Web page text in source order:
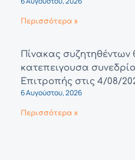
Περισσότερα »
Πίνακας συζητηθέντων
κατεπειγουσα
Επιτροπής στις 4/08/
6 Αυγούστου, 2026
Περισσότερα »